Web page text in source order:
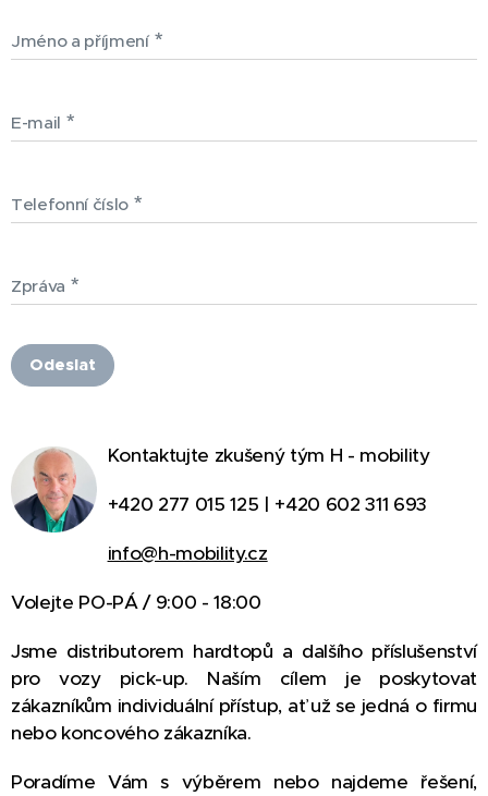
Jméno a příjmení
E-mail
Telefonní číslo
Zpráva
Odeslat
Kontaktujte zkušený tým H - mobility
+420 277 015 125 | +420 602 311 693
info@h-mobility.cz
Volejte PO-PÁ / 9:00 - 18:00
Jsme distributorem hardtopů a dalšího příslušenství
pro vozy pick-up. Naším cílem je poskytovat
zákazníkům individuální přístup, ať už se jedná o firmu
nebo koncového zákazníka.
Poradíme Vám s výběrem nebo najdeme řešení,